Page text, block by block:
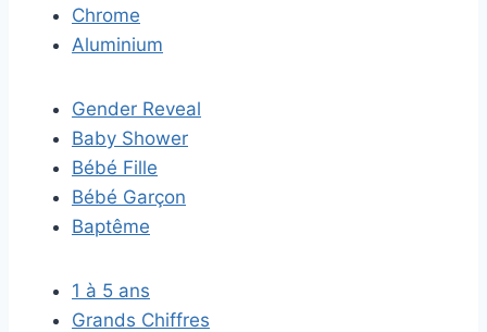
Chrome
Aluminium
Gender Reveal
Baby Shower
Bébé Fille
Bébé Garçon
Baptême
1 à 5 ans
Grands Chiffres